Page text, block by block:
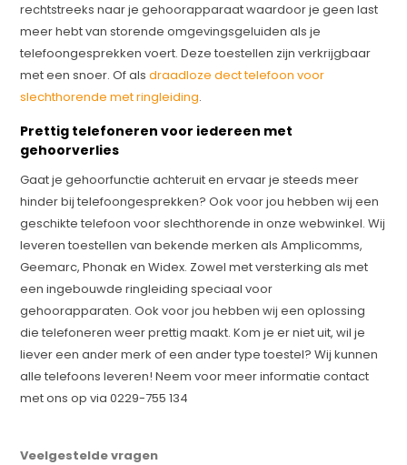
rechtstreeks naar je gehoorapparaat waardoor je geen last
meer hebt van storende omgevingsgeluiden als je
telefoongesprekken voert. Deze toestellen zijn verkrijgbaar
met een snoer. Of alsdraadloze dect telefoon voor
slechthorende met ringleiding.
Prettig telefoneren voor iedereen met
gehoorverlies
Gaat je gehoorfunctie achteruit en ervaar je steeds meer
hinder bij telefoongesprekken? Ook voor jou hebben wij een
geschikte telefoon voor slechthorende in onze webwinkel. Wij
leveren toestellen van bekende merken als Amplicomms,
Geemarc, Phonak en Widex. Zowel met versterking als met
een ingebouwde ringleiding speciaal voor
gehoorapparaten. Ook voor jou hebben wij een oplossing
die telefoneren weer prettig maakt. Kom je er niet uit, wil je
liever een ander merk of een ander type toestel? Wij kunnen
alle telefoons leveren! Neem voor meer informatie contact
met ons op via 0229-755 134
Veelgestelde vragen